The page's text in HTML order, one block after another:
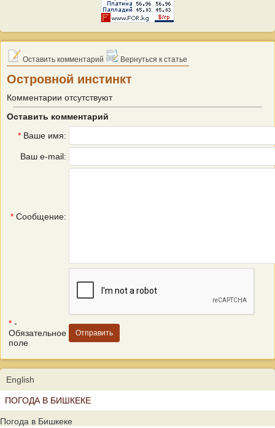
Оставить комментарий Вернуться к статье
Островной инстинкт
Комментарии отсутствуют
Оставить комментарий
* Ваше имя:
Ваш e-mail:
* Сообщение:
* -
Обязательное
поле
English
ПОГОДА В БИШКЕКЕ
Погода в Бишкеке